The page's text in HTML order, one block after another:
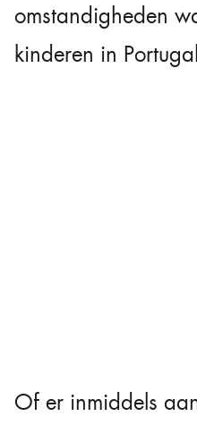
omstandigheden
kinderen in
Of er inmiddels